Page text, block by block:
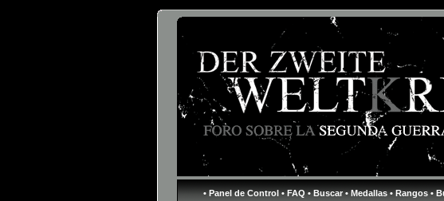
• Panel de Control • FAQ • Buscar • Medallas • Rangos •